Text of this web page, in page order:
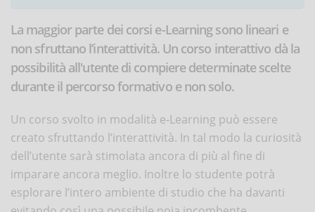
La maggior parte dei corsi e-Learning sono lineari e
non sfruttano l’interattività. Un corso interattivo dà la
possibilità all'utente di compiere determinate scelte
durante il percorso formativo e non solo.
Un corso svolto in modalità e-Learning può essere
creato sfruttando l’interattività. In tal modo la curiosità
dell’utente sarà stimolata ancora di più al fine di
imparare ancora meglio. Inoltre lo studente potrà
esplorare l’intero ambiente di studio che ha davanti